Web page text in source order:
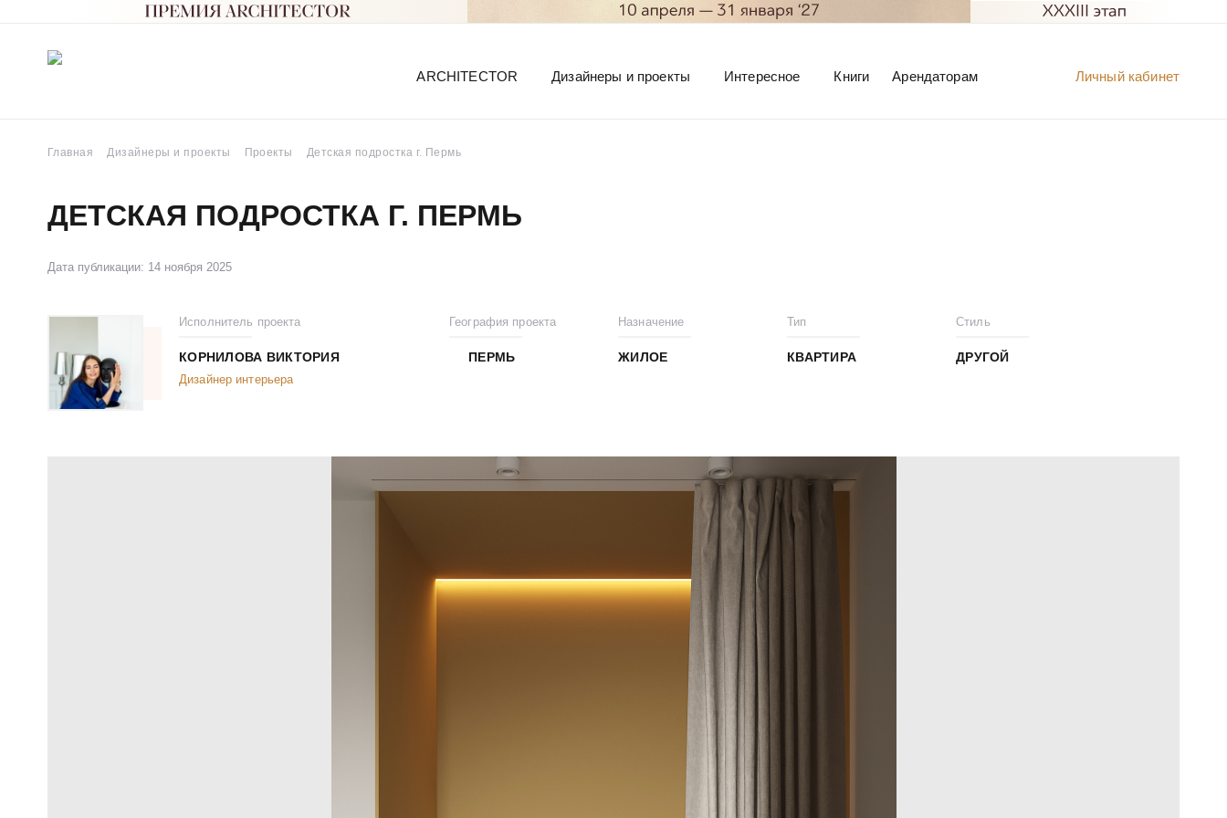
Личный кабинет
ARCHITECTOR Дизайнеры и проекты Интересное Книги Арендаторам
Главная Дизайнеры и проекты Проекты Детская подростка г. Пермь
ДЕТСКАЯ ПОДРОСТКА Г. ПЕРМЬ
Дата публикации: 14 ноября 2025
Исполнитель проекта
КОРНИЛОВА ВИКТОРИЯ
Дизайнер интерьера
География проекта
ПЕРМЬ
Назначение
ЖИЛОЕ
Тип
КВАРТИРА
Стиль
ДРУГОЙ